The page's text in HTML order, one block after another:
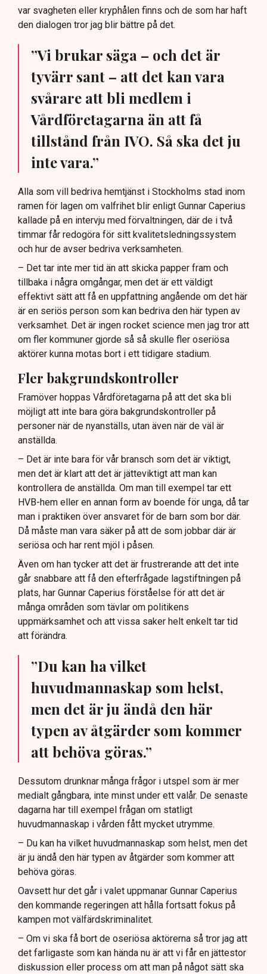
var svagheten eller kryphålen finns och de som har haft
den dialogen tror jag blir bättre på det.
”Vi brukar säga – och det är
tyvärr sant – att det kan vara
svårare att bli medlem i
Vårdföretagarna än att få
tillstånd från IVO. Så ska det ju
inte vara.”
Alla som vill bedriva hemtjänst i Stockholms stad inom
ramen för lagen om valfrihet blir enligt Gunnar Caperius
kallade på en intervju med förvaltningen, där de i två
timmar får redogöra för sitt kvalitetsledningssystem
och hur de avser bedriva verksamheten.
– Det tar inte mer tid än att skicka papper fram och
tillbaka i några omgångar, men det är ett väldigt
effektivt sätt att få en uppfattning angående om det här
är en seriös person som kan bedriva den här typen av
verksamhet. Det är ingen rocket science men jag tror att
om fler kommuner gjorde så så skulle fler oseriösa
aktörer kunna motas bort i ett tidigare stadium.
Fler bakgrundskontroller
Framöver hoppas Vårdföretagarna på att det ska bli
möjligt att inte bara göra bakgrundskontroller på
personer när de nyanställs, utan även när de väl är
anställda.
– Det är inte bara för vår bransch som det är viktigt,
men det är klart att det är jätteviktigt att man kan
kontrollera de anställda. Om man till exempel tar ett
HVB-hem eller en annan form av boende för unga, då tar
man i praktiken över ansvaret för de barn som bor där.
Då måste man vara säker på att de som jobbar där är
seriösa och har rent mjöl i påsen.
Även om han tycker att det är frustrerande att det inte
går snabbare att få den efterfrågade lagstiftningen på
plats, har Gunnar Caperius förståelse för att det är
många områden som tävlar om politikens
uppmärksamhet och att vissa saker helt enkelt tar tid
att förändra.
”Du kan ha vilket
huvudmannaskap som helst,
men det är ju ändå den här
typen av åtgärder som kommer
att behöva göras.”
Dessutom drunknar många frågor i utspel som är mer
medialt gångbara, inte minst under ett valår. De senaste
dagarna har till exempel frågan om statligt
huvudmannaskap i vården fått mycket utrymme.
– Du kan ha vilket huvudmannaskap som helst, men det
är ju ändå den här typen av åtgärder som kommer att
behöva göras.
Oavsett hur det går i valet uppmanar Gunnar Caperius
den kommande regeringen att hålla fortsatt fokus på
kampen mot välfärdskriminalitet.
– Om vi ska få bort de oseriösa aktörerna så tror jag att
det farligaste som kan hända nu är att vi får en jättestor
diskussion eller process om att man på något sätt ska